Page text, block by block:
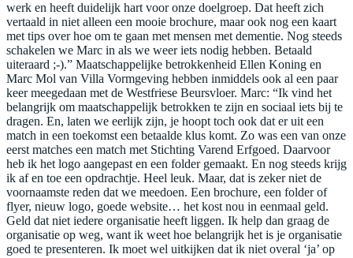
werk en heeft duidelijk hart voor onze doelgroep. Dat heeft zich
vertaald in niet alleen een mooie brochure, maar ook nog een kaart
met tips over hoe om te gaan met mensen met dementie. Nog steeds
schakelen we Marc in als we weer iets nodig hebben. Betaald
uiteraard ;-).” Maatschappelijke betrokkenheid Ellen Koning en
Marc Mol van Villa Vormgeving hebben inmiddels ook al een paar
keer meegedaan met de Westfriese Beursvloer. Marc: “Ik vind het
belangrijk om maatschappelijk betrokken te zijn en sociaal iets bij te
dragen. En, laten we eerlijk zijn, je hoopt toch ook dat er uit een
match in een toekomst een betaalde klus komt. Zo was een van onze
eerst matches een match met Stichting Varend Erfgoed. Daarvoor
heb ik het logo aangepast en een folder gemaakt. En nog steeds krijg
ik af en toe een opdrachtje. Heel leuk. Maar, dat is zeker niet de
voornaamste reden dat we meedoen. Een brochure, een folder of
flyer, nieuw logo, goede website… het kost nou in eenmaal geld.
Geld dat niet iedere organisatie heeft liggen. Ik help dan graag de
organisatie op weg, want ik weet hoe belangrijk het is je organisatie
goed te presenteren. Ik moet wel uitkijken dat ik niet overal ‘ja’ op